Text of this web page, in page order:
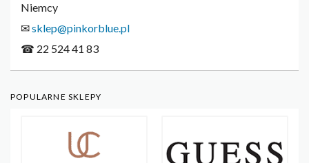
Niemcy
✉sklep@pinkorblue.pl
☎ 22 524 41 83
POPULARNE SKLEPY